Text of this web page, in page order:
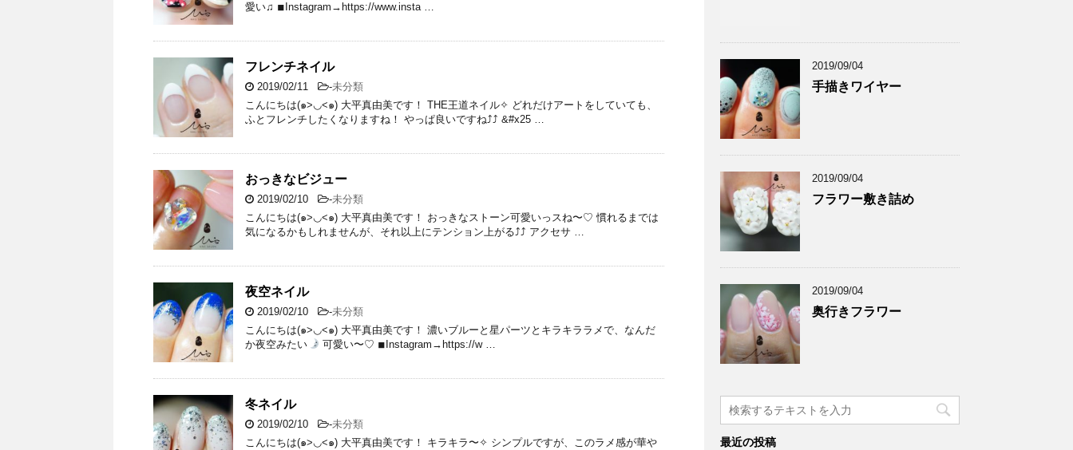
愛い♫ ◾︎Instagram→https://www.insta …
フレンチネイル
2019/02/11 -未分類
こんにちは(๑>◡<๑) 大平真由美です！ THE王道ネイル✧ どれだけアートをしていても、
ふとフレンチしたくなりますね！ やっぱ良いですね⤴︎⤴︎ &#x25 …
おっきなビジュー
2019/02/10 -未分類
こんにちは(๑>◡<๑) 大平真由美です！ おっきなストーン可愛いっスね〜♡ 慣れるまでは
気になるかもしれませんが、それ以上にテンション上がる⤴︎⤴︎ アクセサ …
夜空ネイル
2019/02/10 -未分類
こんにちは(๑>◡<๑) 大平真由美です！ 濃いブルーと星パーツとキラキララメで、なんだ
か夜空みたい
可愛い〜♡ ◾︎Instagram→https://w …
冬ネイル
2019/02/10 -未分類
こんにちは(๑>◡<๑) 大平真由美です！ キラキラ〜✧ シンプルですが、このラメ感が華や
2019/09/04
手描きワイヤー
2019/09/04
フラワー敷き詰め
2019/09/04
奥行きフラワー
最近の投稿